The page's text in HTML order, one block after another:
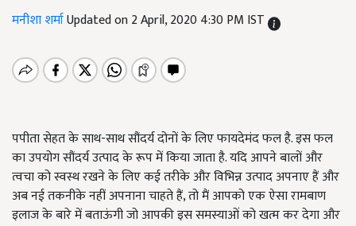
मनीशा शर्माUpdated on 2 April, 2020 4:30 PM IST
पपीता सेहत के साथ-साथ सौंदर्य दोनों के लिए फायदेमंद फल है. इस फल
का उपयोग सौंदर्य उत्पाद के रूप में किया जाता है. यदि आपने बालों और
त्वचा को स्वस्थ रखने के लिए कई तरीके और विभिन्न उत्पाद अपनाए हैं और
अब नई तकनीके नहीं अपनाना चाहते हैं, तो मैं आपको एक ऐसा रामबाण
इलाज के बारे में बताऊंगी जो आपकी इस समस्याओं को खत्म कर देगा और